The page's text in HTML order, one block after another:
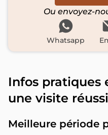
Ou envoyez-
Whatsapp
Infos pratiques
une visite
Meilleure période